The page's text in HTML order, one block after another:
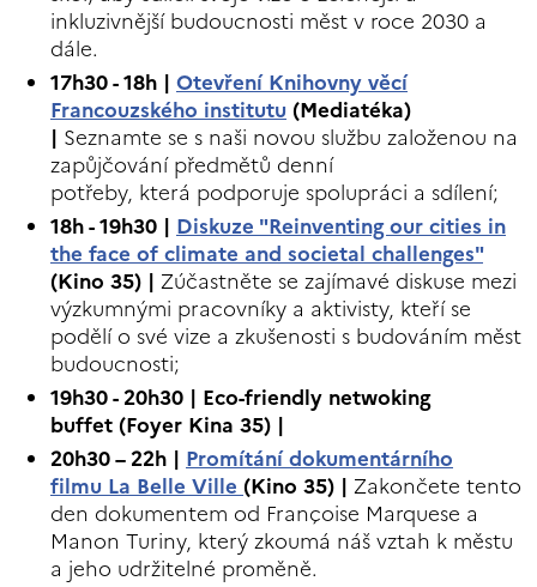
inkluzivnější budoucnosti měst v roce 2030 a
dále.
17h30 - 18h | Otevření Knihovny věcí
Francouzského institutu(Mediatéka)
| Seznamte se s naši novou službu založenou na
zapůjčování předmětů denní
potřeby, která podporuje spolupráci a sdílení;
18h - 19h30 | Diskuze "Reinventing our cities in
the face of climate and societal challenges"
(Kino 35) | Zúčastněte se zajímavé diskuse mezi
výzkumnými pracovníky a aktivisty, kteří se
podělí o své vize a zkušenosti s budováním měst
budoucnosti;
19h30 - 20h30 | Eco-friendly netwoking
buffet (Foyer Kina 35) |
20h30 – 22h | Promítání dokumentárního
filmuLa Belle Ville(Kino 35) | Zakončete tento
den dokumentem od Françoise Marquese a
Manon Turiny, který zkoumá náš vztah k městu
a jeho udržitelné proměně.